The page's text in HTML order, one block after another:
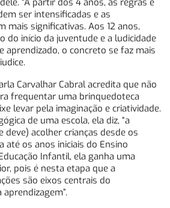
“A partir dos 4 anos, as regras e
ser intensificadas e as
mais significativas. Aos 12 anos,
do início da juventude e a ludicidade
aprendizado, o concreto se faz mais
Carvalhar Cabral acredita que não
frequentar uma brinquedoteca
levar pela imaginação e criatividade.
de uma escola, ela diz, “a
deve) acolher crianças desde os
até os anos iniciais do Ensino
Infantil, ela ganha uma
pois é nesta etapa que a
são eixos centrais do